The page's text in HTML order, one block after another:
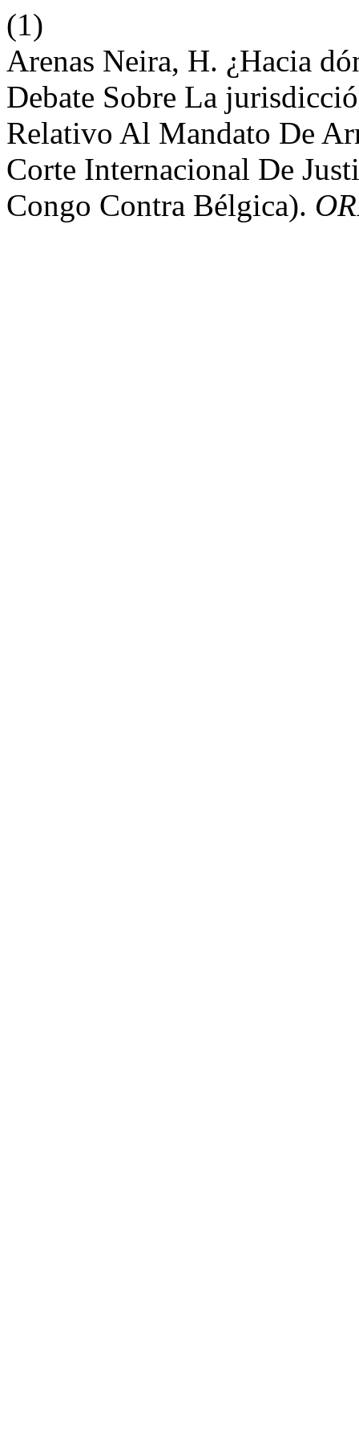
(1)
Arenas Neira, H. ¿Hacia
Debate Sobre La
Relativo Al Mandato De
Corte Internacional De
Congo Contra Bélgica).